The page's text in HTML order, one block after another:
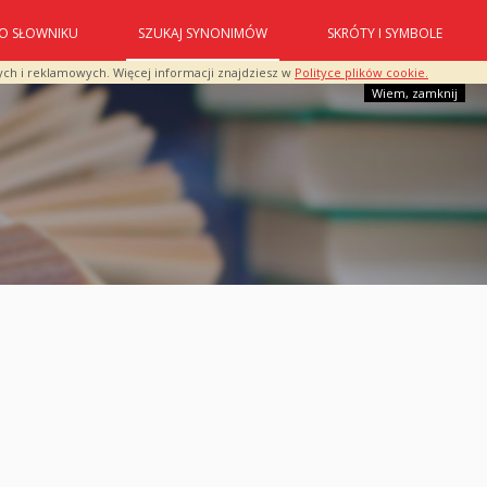
i reklamowych. Więcej informacji znajdziesz w Polityce plików cookie.
Wiem, zamknij
O SŁOWNIKU SZUKAJ SYNONIMÓW SKRÓTY I SYMBOLE